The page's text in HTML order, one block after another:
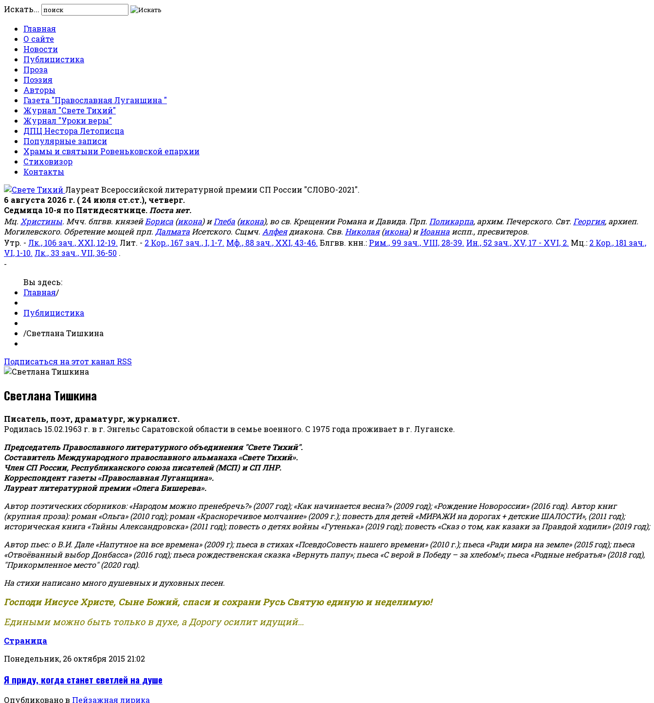
Искать...
Главная
О сайте
Новости
Публицистика
Проза
Поэзия
Авторы
Газета "Православная Луганщина "
Журнал "Свете Тихий"
Журнал "Уроки веры"
ДПЦ Нестора Летописца
Популярные записи
Храмы и святыни Ровеньковской епархии
Стиховизор
Контакты
Лауреат Всероссийской литературной премии СП России "СЛОВО-2021".
6 августа 2026 г. ( 24 июля ст.ст.), четверг.
Седмица 10-я по Пятидесятнице. Поста нет.
Мц. Христины. Мчч. блгвв. князейБориса (икона) иГлеба (икона), во св. Крещении Романа и Давида. Прп. Поликарпа, архим. Печерского. Свт. Георгия, архиеп.
Могилевского. Обретение мощей прп. Далмата Исетского. Сщмч. Алфеядиакона. Свв. Николая(икона) иИоанна испп., пресвитеров.
Утр. - Лк., 106 зач., XXI, 12-19. Лит. - 2 Кор., 167 зач., I, 1-7. Мф., 88 зач., XXI, 43-46. Блгвв. кнн.: Рим., 99 зач., VIII, 28-39. Ин., 52 зач., XV, 17 - XVI, 2. Мц.: 2 Кор., 181 зач.,
VI, 1-10. Лк., 33 зач., VII, 36-50 .
-
Вы здесь:
Главная/
Публицистика
/Светлана Тишкина
Подписаться на этот канал RSS
Светлана Тишкина
Писатель, поэт, драматург, журналист.
Родилась 15.02.1963 г. в г. Энгельс Саратовской области в семье военного. С 1975 года проживает в г. Луганске.
Председатель Православного литературного объединения "Свете Тихий".
Составитель Международного православного альманаха «Свете Тихий».
Член СП России, Республиканского союза писателей (МСП) и СП ЛНР.
Корреспондент газеты «Православная Луганщина».
Лауреат литературной премии «Олега Бишерева».
Автор поэтических сборников: «Народом можно пренебречь?» (2007 год); «Как начинается весна?» (2009 год); «Рождение Новороссии» (2016 год). Автор книг
(крупная проза): роман «Ольга» (2010 год); роман «Красноречивое молчание» (2009 г.); повесть для детей «МИРАЖИ на дорогах + детские ШАЛОСТИ», (2011 год);
историческая книга «Тайны Александровска» (2011 год); повесть о детях войны «Гутенька» (2019 год); повесть «Сказ о том, как казаки за Правдой ходили» (2019 год);
Автор пьес: о В.И. Дале «Напутное на все времена» (2009 г); пьеса в стихах «ПсевдоСовесть нашего времени» (2010 г.); пьеса «Ради мира на земле» (2015 год); пьеса
«Отвоёванный выбор Донбасса» (2016 год); пьеса рождественская сказка «Вернуть папу»; пьеса «С верой в Победу – за хлебом!»;пьеса «Родные небратья» (2018 год),
"Прикормленное место" (2020 год).
На стихи написано много душевных и духовных песен.
Господи Иисусе Христе, Сыне Божий, спаси и сохрани Русь Святую единую и неделимую!
Едиными можно быть только в духе, а Дорогу осилит идущий...
Страница
Понедельник, 26 октября 2015 21:02
Я приду, когда станет светлей на душе
Опубликовано в Пейзажная лирика